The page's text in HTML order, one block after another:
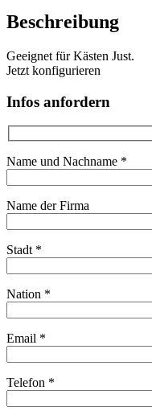
Beschreibung
Geeignet für Kästen Just.
Jetzt konfigurieren
Infos anfordern
Name und Nachname *
Name der Firma
Stadt *
Nation *
Email *
Telefon *